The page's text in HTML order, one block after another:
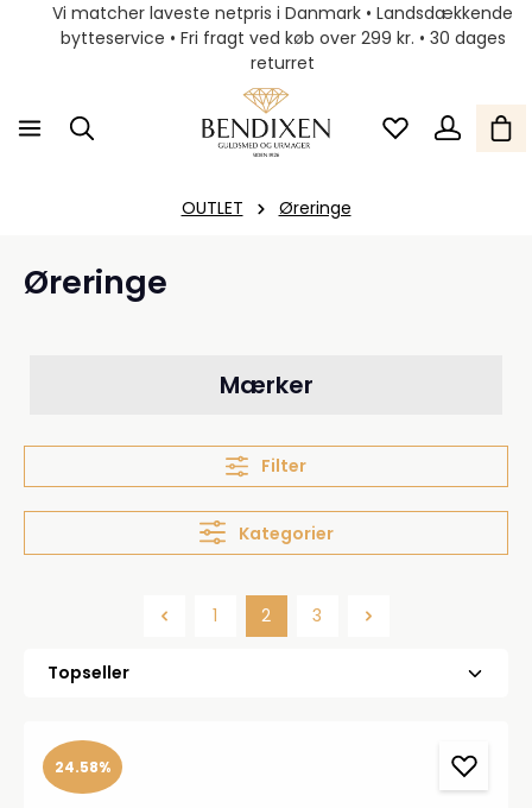
Vi matcher laveste netpris i Danmark • Landsdækkende
bytteservice • Fri fragt ved køb over 299 kr. • 30 dages
returret
OUTLET Øreringe
Øreringe
Mærker
Filter
Kategorier
Side
1 Side
2 Side
3
24.58%